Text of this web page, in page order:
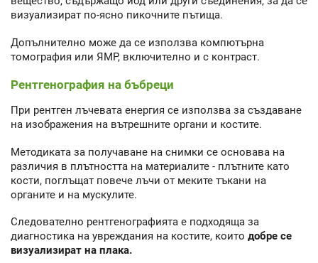
визуализират по-ясно пикочните пътища.
Допълнително може да се използва компютърна
томография или ЯМР, включително и с контраст.
Рентгенография на бъбреци
При рентген лъчевата енергия се използва за създаване
на изображения на вътрешните органи и костите.
Методиката за получаване на снимки се основава на
различия в плътността на материалите - плътните като
кости, поглъщат повече лъчи от меките тъкани на
органите и на мускулите.
Следователно рентгенографията е подходяща за
диагностика на увреждания на костите, които добре се
визуализират на плака.